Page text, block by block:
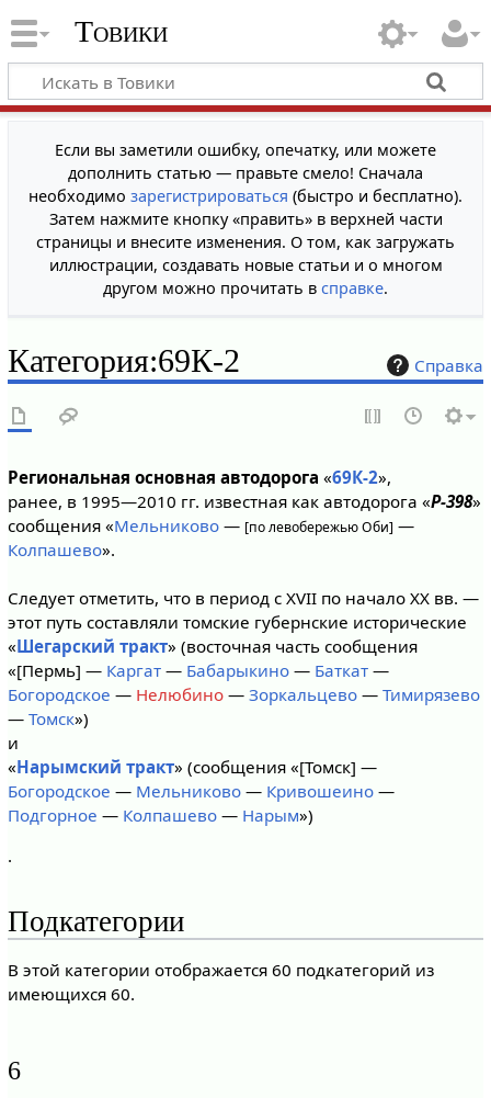
Товики
Если вы заметили ошибку, опечатку, или можете
дополнить статью — правьте смело! Сначала
необходимо зарегистрироваться (быстро и бесплатно).
Затем нажмите кнопку «править» в верхней части
страницы и внесите изменения. О том, как загружать
иллюстрации, создавать новые статьи и о многом
другом можно прочитать в справке.
Справка
Категория:69К-2
Региональная основная автодорога «69К-2»,
ранее, в 1995—2010 гг. известная как автодорога «Р-398»
сообщения «Мельниково— [по левобережью Оби] —
Колпашево».
Следует отметить, что в период с XVII по начало XX вв. —
этот путь составляли томские губернские исторические
«Шегарский тракт» (восточная часть сообщения
«[Пермь] — Каргат— Бабарыкино— Баткат—
Богородское — Нелюбино— Зоркальцево— Тимирязево
— Томск»)
и
«Нарымский тракт» (сообщения «[Томск] —
Богородское — Мельниково— Кривошеино—
Подгорное — Колпашево— Нарым»)
.
Подкатегории
В этой категории отображается 60 подкатегорий из
имеющихся 60.
6